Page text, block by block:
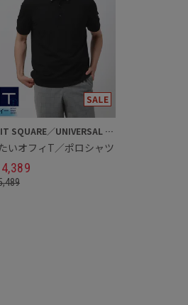
SUIT SQUARE／UNIVERSAL LANGUAGE
いオフィT／ポロシャツ
4,389